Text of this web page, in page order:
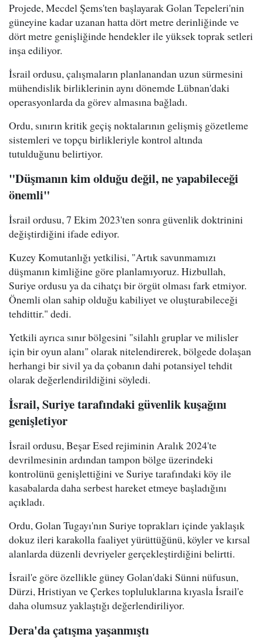
Projede, Mecdel Şems'ten başlayarak Golan Tepeleri'nin
güneyine kadar uzanan hatta dört metre derinliğinde ve
dört metre genişliğinde hendekler ile yüksek toprak setleri
inşa ediliyor.
İsrail ordusu, çalışmaların planlanandan uzun sürmesini
mühendislik birliklerinin aynı dönemde Lübnan'daki
operasyonlarda da görev almasına bağladı.
Ordu, sınırın kritik geçiş noktalarının gelişmiş gözetleme
sistemleri ve topçu birlikleriyle kontrol altında
tutulduğunu belirtiyor.
"Düşmanın kim olduğu değil, ne yapabileceği
önemli"
İsrail ordusu, 7 Ekim 2023'ten sonra güvenlik doktrinini
değiştirdiğini ifade ediyor.
Kuzey Komutanlığı yetkilisi, "Artık savunmamızı
düşmanın kimliğine göre planlamıyoruz. Hizbullah,
Suriye ordusu ya da cihatçı bir örgüt olması fark etmiyor.
Önemli olan sahip olduğu kabiliyet ve oluşturabileceği
tehdittir." dedi.
Yetkili ayrıca sınır bölgesini "silahlı gruplar ve milisler
için bir oyun alanı" olarak nitelendirerek, bölgede dolaşan
herhangi bir sivil ya da çobanın dahi potansiyel tehdit
olarak değerlendirildiğini söyledi.
İsrail, Suriye tarafındaki güvenlik kuşağını
genişletiyor
İsrail ordusu, Beşar Esed rejiminin Aralık 2024'te
devrilmesinin ardından tampon bölge üzerindeki
kontrolünü genişlettiğini ve Suriye tarafındaki köy ile
kasabalarda daha serbest hareket etmeye başladığını
açıkladı.
Ordu, Golan Tugayı'nın Suriye toprakları içinde yaklaşık
dokuz ileri karakolla faaliyet yürüttüğünü, köyler ve kırsal
alanlarda düzenli devriyeler gerçekleştirdiğini belirtti.
İsrail'e göre özellikle güney Golan'daki Sünni nüfusun,
Dürzi, Hristiyan ve Çerkes topluluklarına kıyasla İsrail'e
daha olumsuz yaklaştığı değerlendiriliyor.
Dera'da çatışma yaşanmıştı